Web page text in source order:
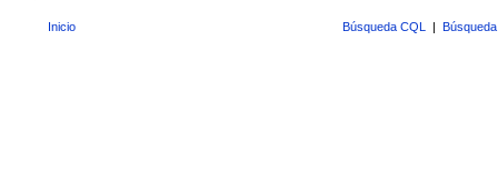
Inicio Búsqueda CQL